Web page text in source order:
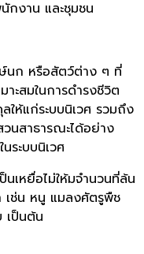
งาน และชุมชน
นก หรือสัตว์ต่าง ๆ ที่
ะสมในการดำรงชีวิต
ให้แก่ระบบนิเวศ รวมถึง
นสาธารณะได้อย่าง
ระบบนิเวศ
เหยื่อไม่ให้มจำนวนที่ล้น
เช่น หนู แมลงศัตรูพืช
เป็นต้น